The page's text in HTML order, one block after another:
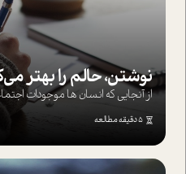
نوشتن، حالم را بهتر
از آنجایی که انسان ها موجودات
5 دقیقه مطالعه